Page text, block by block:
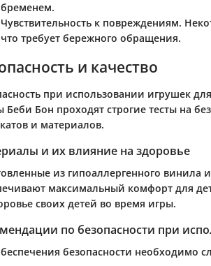
бременем.
Чувствительность к повреждениям.
что требует бережного обращения.
и качество
при использовании игрушек
Беби Бон проходят строгие тесты на
и материалов.
и их влияние на здоровье
из гипоаллергенного винила
максимальный комфорт для
своих детей во время игры.
по безопасности при
безопасности необходимо